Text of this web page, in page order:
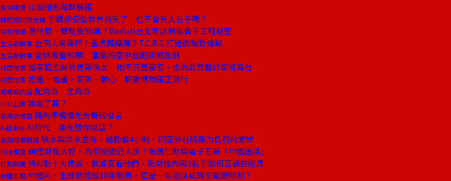
食刻場景 山城裡的海鮮餐館
抽屜裡的時光機 手錶即使從世界消失了 也不會有人在乎嗎？
特別報導 憑什麼一雙鞋賣50萬？Berluti台北新店揭最貴手工鞋秘密
生活新鮮事 台南人來舉杯！臺虎精釀攜手T.C.R.C.打造微醺新據點
生活新鮮事 全球限量90輛 富豪的空中超跑即將起飛
封面故事 從家庭主婦到建築俠女 她不只蓋豪宅，也為弱勢藝術家搭舞台
封面故事 走進一幅畫，安頓一顆心 解憂博物館正流行
總編輯的話 配角命 主角命
CEO上線 誰說了算？
商場自慢塾 隨時準備擲地有聲的發言
AI超未來 AI時代 誰在替你說話？
金融時報精選 缺水與洪水並存、通勤要4小時，印度矽谷陷無力負荷的繁榮
科技風雲 輝達財報大好，為何股價仍大跌？揭黃仁勳與電子五哥「中國困境」
焦點新聞 拚AI新十大建設、救資安看他們，新財經內閣3舵手如何互補拚經濟
中國焦點 中國AI、生技助陸股10年新高，這是一場泡沫或轉型關鍵時刻？